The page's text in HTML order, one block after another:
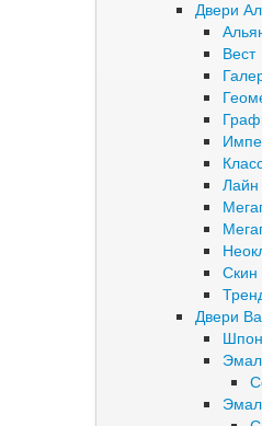
Двери
Вест
Лайн
Скин
Двери
Шпон